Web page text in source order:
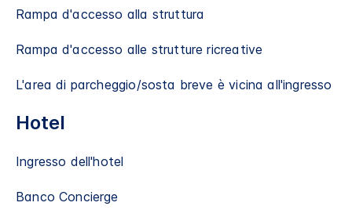
Rampa d'accesso alla struttura
Rampa d'accesso alle strutture ricreative
L'area di parcheggio/sosta breve è vicina all'ingresso
Hotel
Ingresso dell'hotel
Banco Concierge